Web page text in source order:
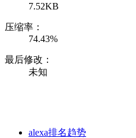
7.52KB
压缩率：
74.43%
最后修改：
未知
alexa排名趋势